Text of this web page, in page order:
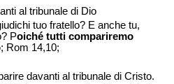
al tribunale di Dio
tuo fratello? E anche tu,
Poiché tutti compariremo
; Rom 14,10;
davanti al tribunale di Cristo.